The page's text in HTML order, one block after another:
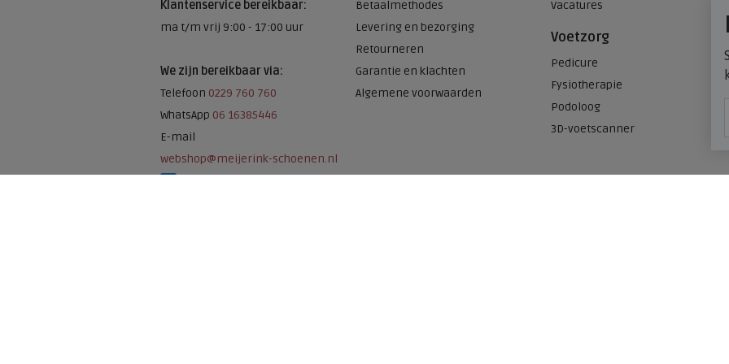
Klantenservice bereikbaar:
ma t/m vrij 9:00 - 17:00 uur
We zijn bereikbaar via:
Telefoon 0229 760 760
WhatsApp 06 16385446
E-mail
webshop@meijerink-schoenen.nl
Betaalmethodes
Levering en bezorging
Retourneren
Garantie en klachten
Algemene voorwaarden
Vacatures
Voetzorg
Pedicure
Fysiotherapie
Podoloog
3D-voetscanner